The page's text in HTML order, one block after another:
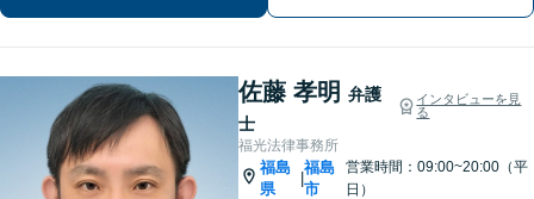
佐藤 孝明 弁護
士
インタビューを見
る
福光法律事務所
福島
県
|
福島
市
営業時間：09:00~20:00（平
日）